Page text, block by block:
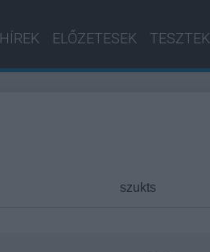
HÍREK ELŐZETESEK TESZTEK